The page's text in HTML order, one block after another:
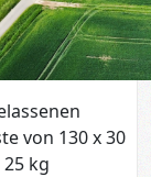
von 130 x 30
kg